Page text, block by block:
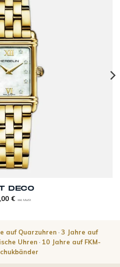
DECO
€ inkl. MwSt
auf Quarzuhren · 3 Jahre auf
Uhren · 10 Jahre auf FKM-